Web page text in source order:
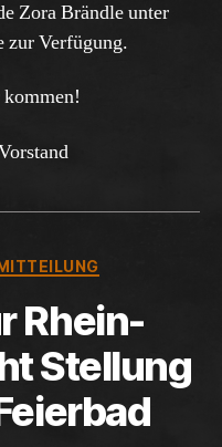
Zora Brändle unter
zur Verfügung.
Rhein-
Stellung